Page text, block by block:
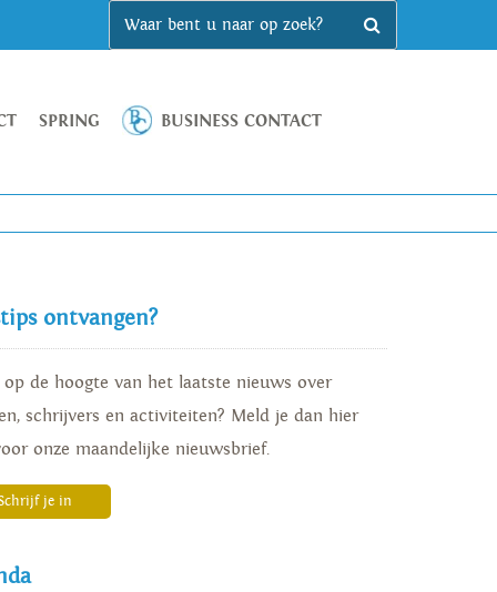
SPRING BUSINESS CONTACT
ontvangen?
de hoogte van het laatste nieuws over
schrijvers en activiteiten? Meld je dan hier
onze maandelijke nieuwsbrief.
je in